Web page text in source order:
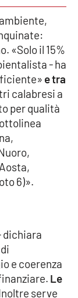
«Solo il 15%
- ha
e tra
calabresi a
per qualità
6)».
dichiara
e coerenza
Le
serve